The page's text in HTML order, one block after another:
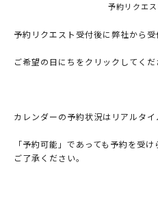
予約リクエ
予約リクエスト受付後に弊社から受
ご希望の日にちをクリックしてくだ
カレンダーの予約状況はリアルタイ
「予約可能」であっても予約を受
ご了承ください。